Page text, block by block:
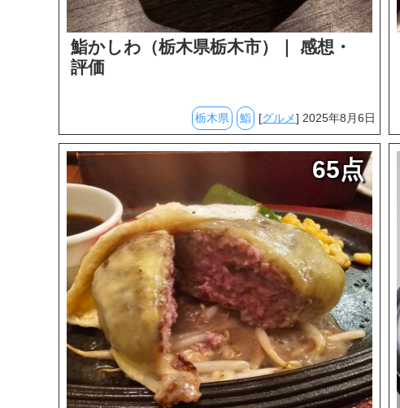
鮨かしわ（栃木県栃木市）｜ 感想・
評価
栃木県 鮨 [グルメ] 2025年8月6日
65点